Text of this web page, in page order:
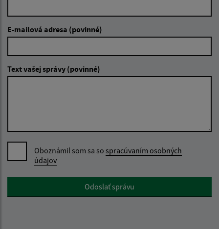
E-mailová adresa (povinné)
Text vašej správy (povinné)
Oboznámil som sa so spracúvaním osobných
údajov
Google reCaptcha ResponseOdoslať správu